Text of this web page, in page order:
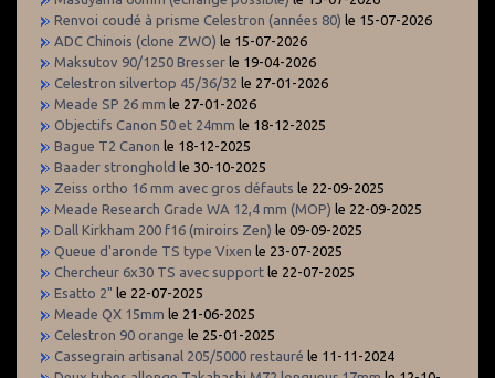
Renvoi coudé à prisme Celestron (années 80) le 15-07-2026
ADC Chinois (clone ZWO) le 15-07-2026
Maksutov 90/1250 Bresser le 19-04-2026
Celestron silvertop 45/36/32 le 27-01-2026
Meade SP 26 mm le 27-01-2026
Objectifs Canon 50 et 24mm le 18-12-2025
Bague T2 Canon le 18-12-2025
Baader stronghold le 30-10-2025
Zeiss ortho 16 mm avec gros défauts le 22-09-2025
Meade Research Grade WA 12,4 mm (MOP) le 22-09-2025
Dall Kirkham 200 f16 (miroirs Zen) le 09-09-2025
Queue d'aronde TS type Vixen le 23-07-2025
Chercheur 6x30 TS avec support le 22-07-2025
Esatto 2" le 22-07-2025
Meade QX 15mm le 21-06-2025
Celestron 90 orange le 25-01-2025
Cassegrain artisanal 205/5000 restauré le 11-11-2024